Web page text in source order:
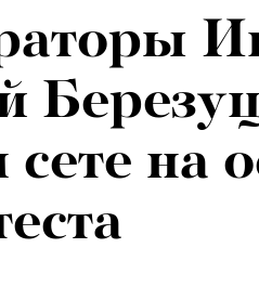
на